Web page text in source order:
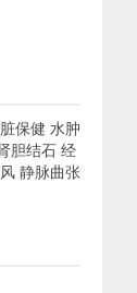
保健 水肿
胆结石 经
静脉曲张